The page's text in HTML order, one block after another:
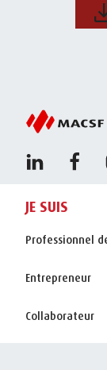
JE SUIS
Professionnel
Entrepreneur
Collaborateur